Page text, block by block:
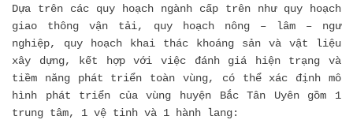
Dựa trên các quy hoạch ngành cấp trên như quy hoạch
giao thông vận tải, quy hoạch nông – lâm – ngư
nghiệp, quy hoạch khai thác khoáng sản và vật liệu
xây dựng, kết hợp với việc đánh giá hiện trạng và
tiềm năng phát triển toàn vùng, có thể xác định mô
hình phát triển của vùng huyện Bắc Tân Uyên gồm 1
trung tâm, 1 vệ tinh và 1 hành lang: